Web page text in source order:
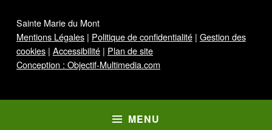
MENU
Sainte Marie du Mont
Mentions Légales| Politique de confidentialité| Gestion des
cookies| Accessibilité| Plan de site
Conception : Objectif-Multimedia.com